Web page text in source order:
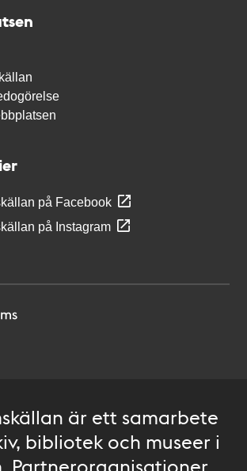
på Facebook
på Instagram
är ett samarbete
bibliotek och museer i
Partnerorganisationer